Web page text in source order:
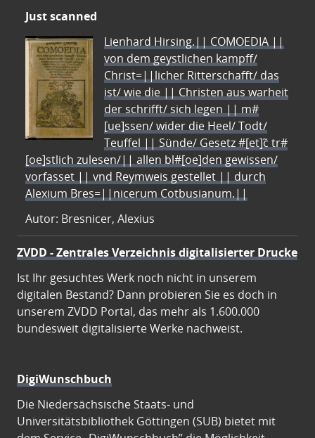
Just scanned
Lienhard Hirsing.|| COMOEDIA ||
von dem geystlichen kampff/
Christ=||licher Ritterschafft/ das
ist/ wie die || Christen aus warheit
der schrifft/ sich legen || m#
[ue]ssen/ wider die Heel/ Todt/
Teuffel || Sünde/ Gesetz #[et]c̃ tr#
[oe]stlich zulesen/|| allen bl#[oe]den gewissen/
vorfasset || vnd Reymweis gestellet || durch
Alexium Bres=||nicerum Cotbusianum.||
Autor: Bresnicer, Alexius
ZVDD - Zentrales Verzeichnis digitalisierter Drucke
Ist Ihr gesuchtes Werk noch nicht in unserem
digitalen Bestand? Dann probieren Sie es doch in
unserem ZVDD Portal, das mehr als 1.600.000
bundesweit digitalisierte Werke nachweist.
DigiWunschbuch
Die Niedersächsische Staats- und
Universitätsbibliothek Göttingen (SUB) bietet mit